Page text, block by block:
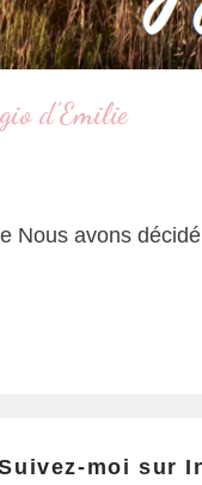
d’Emilie
Nous avons
moi sur